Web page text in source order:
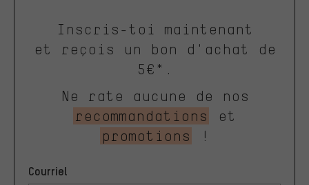
Inscris-toi maintenant
et reçois un bon d'achat de
5€*.
Ne rate aucune de nos
recommandations
et
promotions
!
Courriel